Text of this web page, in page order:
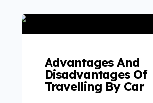
Advantages And
Disadvantages Of
Travelling By Car